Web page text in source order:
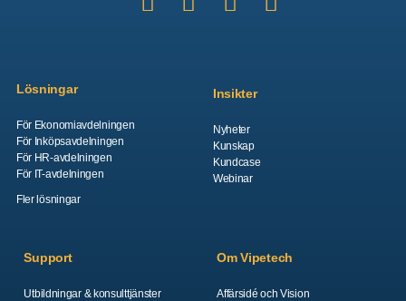
Lösningar
För Ekonomiavdelningen
För Inköpsavdelningen
För HR-avdelningen
För IT-avdelningen
Fler lösningar
Insikter
Nyheter
Kunskap
Kundcase
Webinar
Support
Utbildningar & konsulttjänster
Om Vipetech
Affärsidé och Vision